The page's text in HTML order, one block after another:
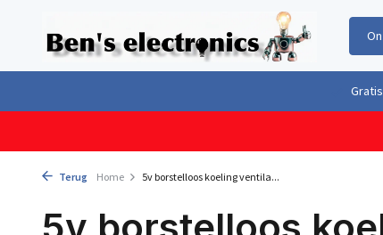
Gratis
Terug Home 5v borstelloos koeling ventila...